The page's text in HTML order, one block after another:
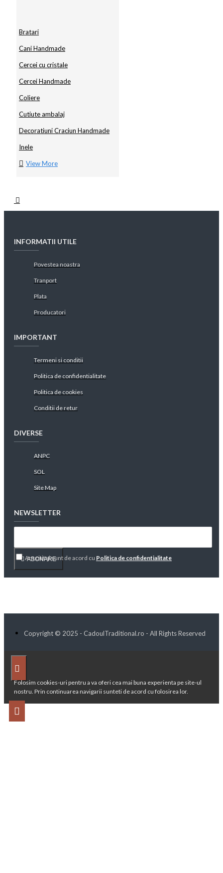
Bratari
Cani Handmade
Cercei cu cristale
Cercei Handmade
Coliere
Cutiute ambalaj
Decoratiuni Craciun Handmade
Inele
View More
INFORMATII UTILE
Povestea noastra
Tranport
Plata
Producatori
IMPORTANT
Termeni si conditii
Politica de confidentialitate
Politica de cookies
Conditii de retur
DIVERSE
ANPC
SOL
Site Map
NEWSLETTER
ABONARE
Am citit şi sunt de acord cu Politica de confidentialitate
Copyright © 2025 - CadoulTraditional.ro - All Rights Reserved
Folosim cookies-uri pentru a va oferi cea mai buna experienta pe site-ul
nostru. Prin continuarea navigarii sunteti de acord cu folosirea lor.